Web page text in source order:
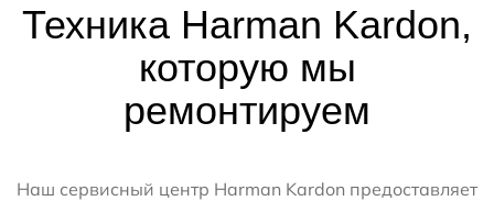
Техника Harman Kardon,
которую мы
ремонтируем
Наш сервисный центр Harman Kardon предоставляет